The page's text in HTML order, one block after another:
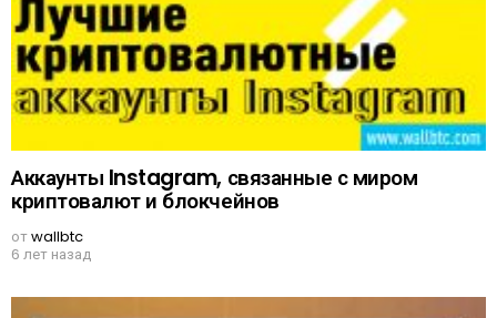
Аккаунты Instagram, связанные с миром
криптовалют и блокчейнов
отwallbtc
6 лет назад